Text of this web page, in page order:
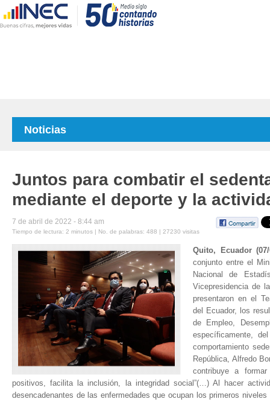
Noticias
Juntos para combatir el
mediante el deporte y la
7 de abril de 2022 - 8:44 am
Tiempo de lectura: 2 minutos | No. de palabras: 488 | 27230 visitas
Quito, Ecuador (07/
conjunto entre el
Nacional de
Vicepresidencia de
presentaron en el
del Ecuador, los
de Empleo,
específicamente,
comportamiento
República, Alfredo
contribuye a
positivos, facilita la inclusión, la integridad social”(…) Al hacer
desencadenantes de las enfermedades que ocupan los primeros